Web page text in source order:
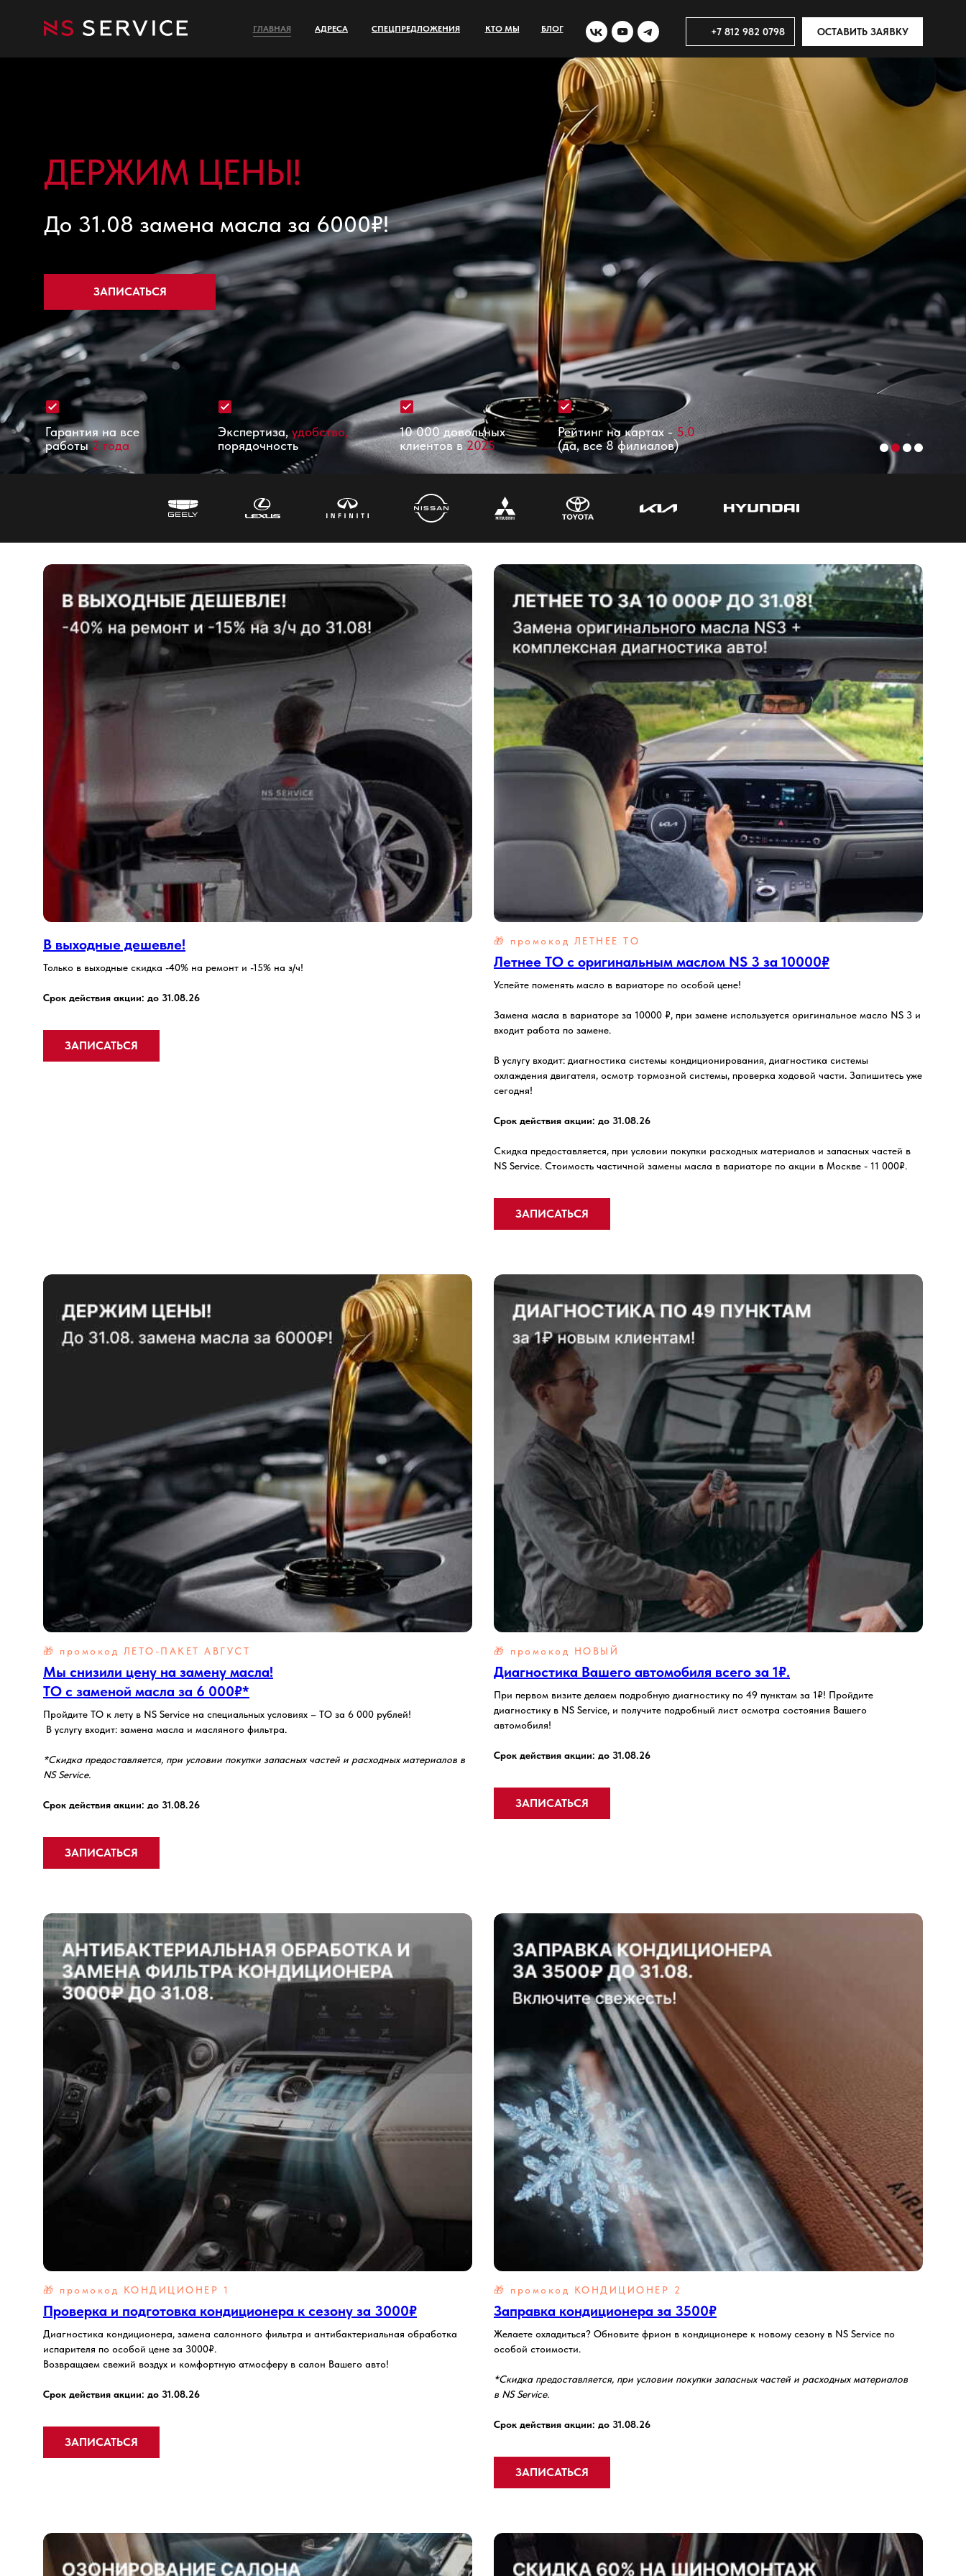
БЛОГ
КТО МЫ
СПЕЦПРЕДЛОЖЕНИЯ
АДРЕСА
ГЛАВНАЯ +7 812 982 0798 ОСТАВИТЬ ЗАЯВКУ
До 31.08 замена масла за 6000₽!
ЗАПИСАТЬСЯ
ДЕРЖИМ ЦЕНЫ!
Рейтинг на картах -5.0
(да, все 8 филиалов)
10 000 довольных
клиентов в2025
Экспертиза, удобство,
порядочность
Гарантия на все
работы2 года
В выходные дешевле!
Только в выходные скидка -40% на ремонт и -15% на з/ч!
Срок действия акции: до 31.08.26
ЗАПИСАТЬСЯ
🎁 промокод ЛЕТНЕЕ ТО
Летнее ТО с оригинальным маслом NS 3 за 10000₽
Успейте поменять масло в вариаторе по особой цене!
Замена масла в вариаторе за 10000 ₽, при замене используется оригинальное масло NS 3 и
входит работа по замене.
В услугу входит: диагностика системы кондиционирования, диагностика системы
охлаждения двигателя, осмотр тормозной системы, проверка ходовой части. Запишитесь уже
сегодня!
Срок действия акции: до 31.08.26
Скидка предоставляется, при условии покупки расходных материалов и запасных частей в
NS Service. Стоимость частичной замены масла в вариаторе по акции в Москве - 11 000₽.
ЗАПИСАТЬСЯ
🎁 промокод ЛЕТО-ПАКЕТ АВГУСТ
Мы снизили цену на замену масла!
ТО с заменой масла за 6 000₽*
Пройдите ТО к лету в NS Service на специальных условиях – ТО за 6 000 рублей!
В услугу входит: замена масла и масляного фильтра.
*Скидка предоставляется, при условии покупки запасных частей и расходных материалов в
NS Service.
Срок действия акции: до 31.08.26
ЗАПИСАТЬСЯ
🎁 промокод НОВЫЙ
Диагностика Вашего автомобиля всего за 1₽.
При первом визите делаем подробную диагностику по 49 пунктам за 1₽! Пройдите
диагностику в NS Service, и получите подробный лист осмотра состояния Вашего
автомобиля!
Срок действия акции: до 31.08.26
ЗАПИСАТЬСЯ
🎁 промокод КОНДИЦИОНЕР 1
Проверка и подготовка кондиционера к сезону за 3000₽
Диагностика кондиционера, замена салонного фильтра и антибактериальная обработка
испарителя по особой цене за 3000₽.
Возвращаем свежий воздух и комфортную атмосферу в салон Вашего авто!
Срок действия акции: до 31.08.26
ЗАПИСАТЬСЯ
🎁 промокод КОНДИЦИОНЕР 2
Заправка кондиционера за 3500₽
Желаете охладиться? Обновите фрион в кондиционере к новому сезону в NS Service по
особой стоимости.
*Скидка предоставляется, при условии покупки запасных частей и расходных материалов
в NS Service.
Срок действия акции: до 31.08.26
ЗАПИСАТЬСЯ